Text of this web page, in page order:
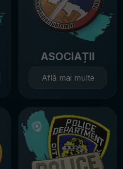
ASOCIAȚII
Află mai multe